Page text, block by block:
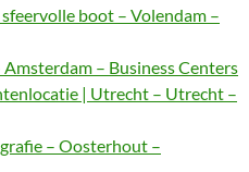
boot – Volendam –
Amsterdam – Business Centers
| Utrecht – Utrecht –
– Oosterhout –